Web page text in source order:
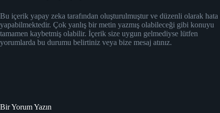
Bu içerik yapay zeka tarafından oluşturulmuştur ve düzenli olarak hata
yapabilmektedir. Çok yanlış bir metin yazmış olabileceği gibi konuyu
tamamen kaybetmiş olabilir. İçerik size uygun gelmediyse lütfen
yorumlarda bu durumu belirtiniz veya bize mesaj atınız.
Bir Yorum Yazın